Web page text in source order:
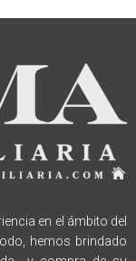
en el ámbito del
hemos brindado